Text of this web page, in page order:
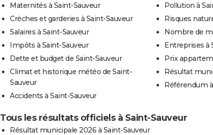
Maternités à Saint-Sauveur
Crèches et garderies à Saint-Sauveur
Salaires à Saint-Sauveur
Impôts à Saint-Sauveur
Dette et budget de Saint-Sauveur
Climat et historique météo de Saint-
Sauveur
Accidents à Saint-Sauveur
Pollution à
Risques
Nombre de
Entreprises à
Prix
Résultat
Référendum
Tous les résultats officiels à Saint-Sauveur
Résultat municipale 2026 à Saint-Sauveur